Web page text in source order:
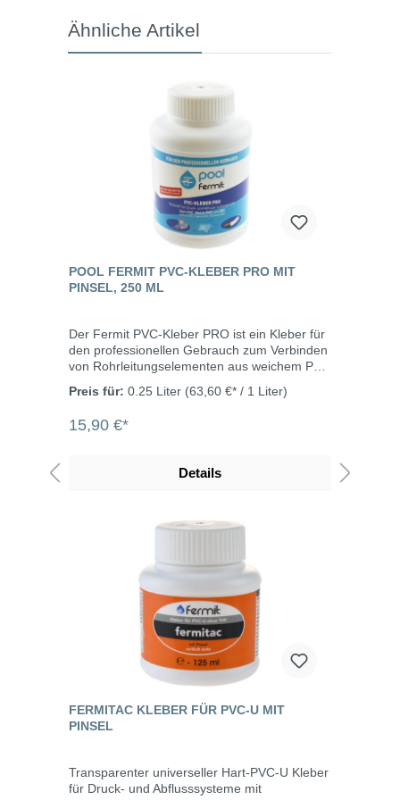
Ähnliche Artikel
POOL FERMIT PVC-KLEBER PRO MIT
PINSEL, 250 ML
Der Fermit PVC-Kleber PRO ist ein Kleber für
den professionellen Gebrauch zum Verbinden
von Rohrleitungselementen aus weichem PVC
Weich-PVC und ABS, wie sie bei der
ist beständig gegen
geeignet für Wasserzu- und -ableitungen an
Temperaturbeständig bis
Preis für: 0.25 Liter (63,60 €* / 1 Liter)
15,90 €*
Details
FERMITAC KLEBER FÜR PVC-U MIT
PINSEL
Transparenter universeller Hart-PVC-U Kleber
für Druck- und Abflusssysteme mit